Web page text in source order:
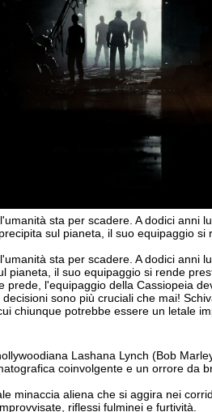
sta per scadere. A dodici anni
sul pianeta, il suo equipaggio
sta per scadere. A dodici anni
pianeta, il suo equipaggio si rende
l'equipaggio della Cassiopeia
sono più cruciali che mai!
chiunque potrebbe essere un letale
Lashana Lynch (Bob
coinvolgente e un orrore da
minaccia aliena che si aggira nei
riflessi fulminei e furtività.